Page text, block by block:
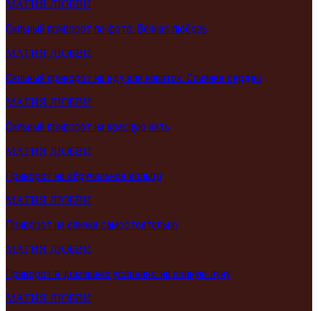
МАГИЯ ЛЮБВИ
Сильный приворот по фото: Вечная любовь
МАГИЯ ЛЮБВИ
Сильный приворот на еду или напиток: Слияние сердец
МАГИЯ ЛЮБВИ
Сильный приворот на красную нить
МАГИЯ ЛЮБВИ
Приворот на обручальное кольцо
МАГИЯ ЛЮБВИ
Приворот на спички самостоятельно
МАГИЯ ЛЮБВИ
Приворот в домашних условиях: на полную луну
МАГИЯ ЛЮБВИ